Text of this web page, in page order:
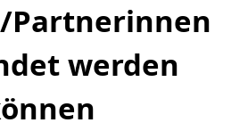
Partnerinnen
werden